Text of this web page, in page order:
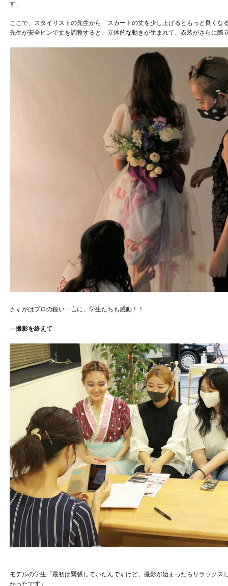
す」
ここで、スタイリストの先生から「スカートの丈を少し上げるともっと良くな
先生が安全ピンで丈を調整すると、立体的な動きが生まれて、衣装がさらに際
さすがはプロの鋭い一言に、学生たちも感動！！
―撮影を終えて
モデルの学生「最初は緊張していたんですけど、撮影が始まったらリラック
かったです」